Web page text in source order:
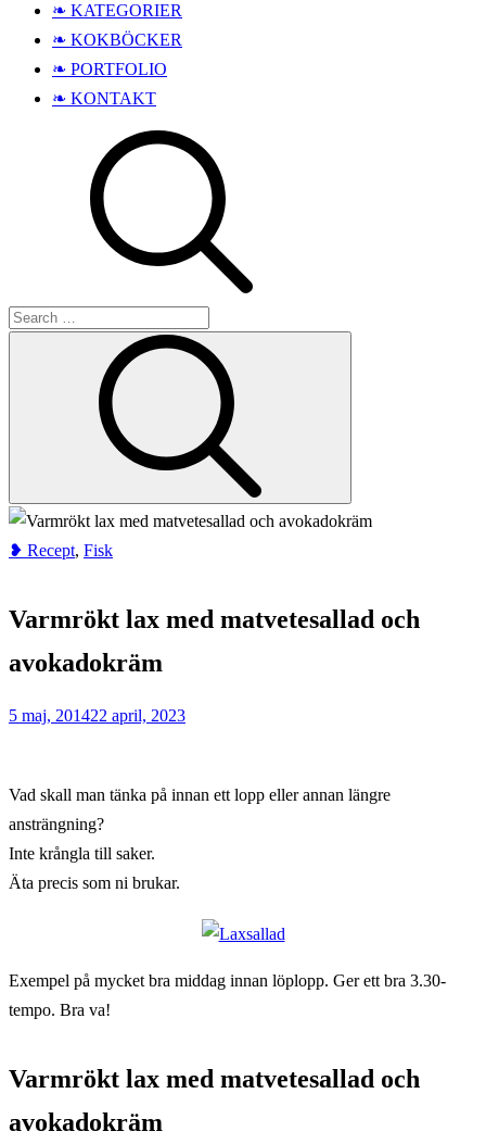
❧ KATEGORIER
❧ KOKBÖCKER
❧ PORTFOLIO
❧ KONTAKT
Search
Varmrökt
lax
matvetesallad
❥ Recept, Fisk
Varmrökt lax med matvetesallad och
avokadokräm
5 maj, 201422 april, 2023
Vad skall man tänka på innan ett lopp eller annan längre
ansträngning?
Inte krångla till saker.
Äta precis som ni brukar.
Exempel på mycket bra middag innan löplopp. Ger ett bra 3.30-
tempo. Bra va!
Varmrökt lax med matvetesallad och
avokadokräm